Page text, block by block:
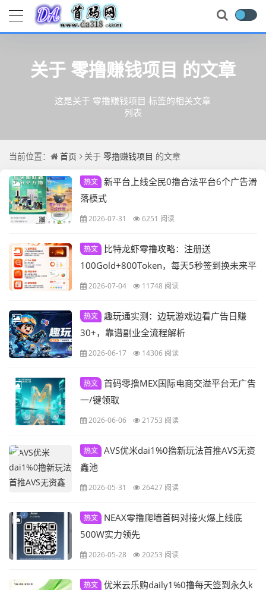
关于 零撸赚钱项目 的文章
这是关于 零撸赚钱项目 标签的相关文章
列表
当前位置： 首页 关于 零撸赚钱项目 的文章
热文 新平台上线全民0撸合法平台6个广告滑
落模式
2026-07-31 6251 阅读
热文
比特龙虾零撸攻略：注册送
100Gold+800Token，每天5秒签到换未来平
台币2026-07-04 11748 阅读
热文 趣玩通实测：边玩游戏边看广告日赚
30+，靠谱副业全流程解析
2026-06-17 14306 阅读
热文 首码零撸MEX国际电商交溢平台无广告
一/键领取
2026-06-06 21753 阅读
热文 AVS优米dai1%0撸新玩法首推AVS无资
鑫池
2026-05-31 26427 阅读
热文
NEAX零撸爬墙首码对接火爆上线底
500W实力领先
2026-05-28 20253 阅读
热文 优米云乐购daily1%0撸每天签到永久k